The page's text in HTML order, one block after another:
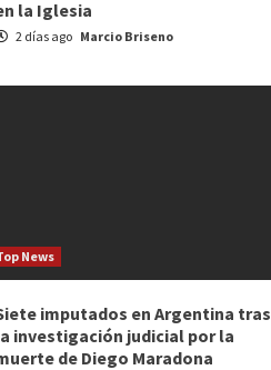
la Iglesia
2 días ago Marcio Briseno
News
imputados en Argentina tras
investigación judicial por la
de Diego Maradona